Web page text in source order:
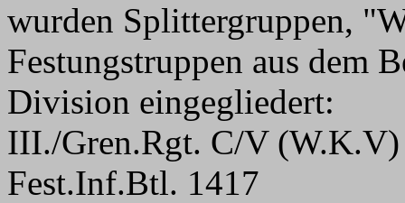
wurden Splittergruppen,
Festungstruppen aus dem
Division eingegliedert:
III./Gren.Rgt. C/V (W.K.V)
Fest.Inf.Btl. 1417